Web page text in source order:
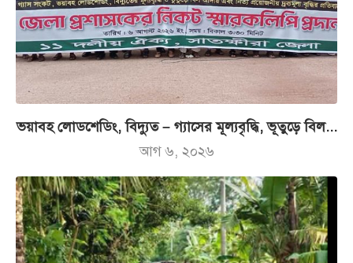
ভয়াবহ লোডশেডিং, বিদ্যুত – গ্যাসের মূল্যবৃদ্ধি, ভূতুড়ে বিল...
আগ ৬, ২০২৬